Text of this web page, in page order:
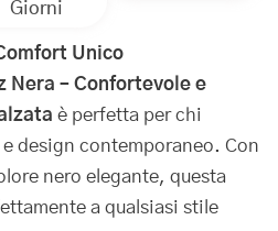
Giorni
Unico
Nera – Confortevole e
è perfetta per chi
design contemporaneo. Con
nero elegante, questa
a qualsiasi stile